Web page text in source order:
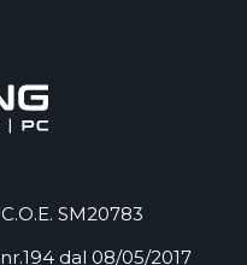
SM20783
dal 08/05/2017